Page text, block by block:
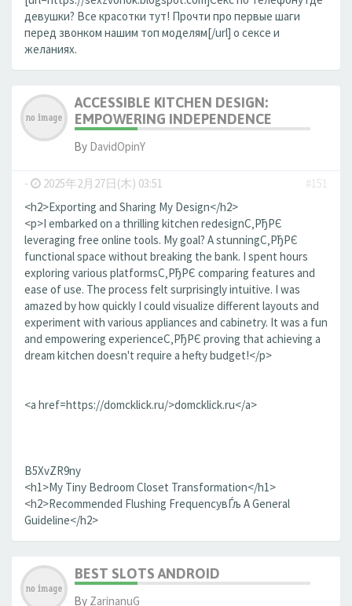
девушки? Все красотки тут! Прочти про первые шаги
перед звонком нашим топ моделям[/url] о сексе и
желаниях.
ACCESSIBLE KITCHEN DESIGN:
EMPOWERING INDEPENDENCE
By DavidOpinY
- 2025年2月27日(木) 03:51
#151
<h2>Exporting and Sharing My Design</h2>
<p>I embarked on a thrilling kitchen redesignС‚РђРЄ
leveraging free online tools. My goal? A stunningС‚РђРЄ
functional space without breaking the bank. I spent hours
exploring various platformsС‚РђРЄ comparing features and
ease of use. The process felt surprisingly intuitive. I was
amazed by how quickly I could visualize different layouts and
experiment with various appliances and cabinetry. It was a fun
and empowering experienceС‚РђРЄ proving that achieving a
dream kitchen doesn't require a hefty budget!</p>
<a href=https://domcklick.ru/>domcklick.ru</a>
B5XvZR9ny
<h1>My Tiny Bedroom Closet Transformation</h1>
<h2>Recommended Flushing FrequencyвЃљ A General
Guideline</h2>
BEST SLOTS ANDROID
By ZarinanuG